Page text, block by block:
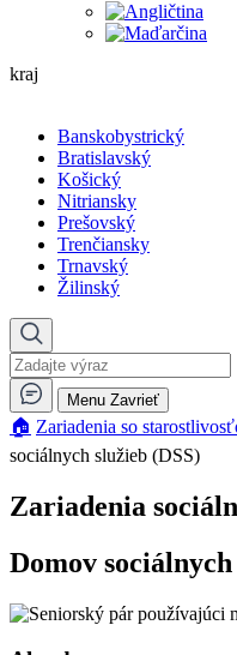
kraj
Banskobystrický
Bratislavský
Košický
Nitriansky
Prešovský
Trenčiansky
Trnavský
Žilinský
Menu Zavrieť
🏠︎ Zariadenia so
sociálnych služieb (DSS)
Zariadenia
Domov